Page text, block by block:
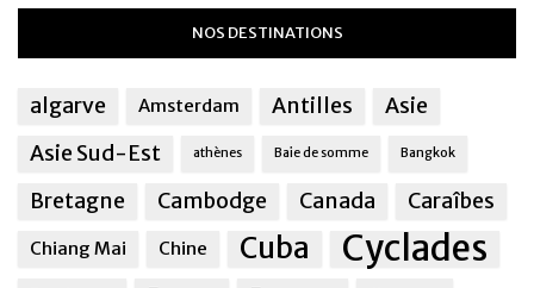
NOS DESTINATIONS
algarve Amsterdam Antilles
Asie
Asie Sud-Est
athènes Baie de somme Bangkok
Bretagne Cambodge Canada Caraîbes
Chiang Mai Chine Cuba Cyclades